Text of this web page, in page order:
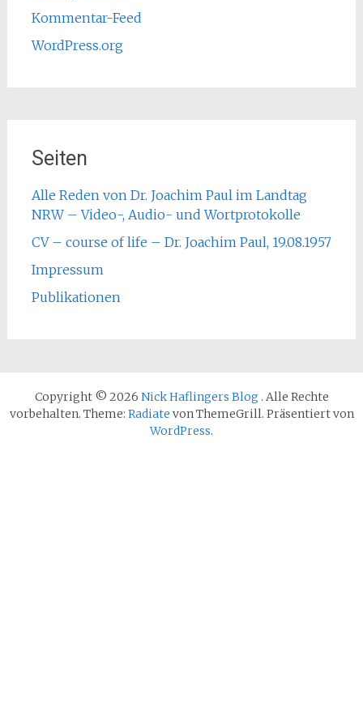
Kommentar-Feed
WordPress.org
Seiten
Alle Reden von Dr. Joachim Paul im Landtag
NRW – Video-, Audio- und Wortprotokolle
CV – course of life – Dr. Joachim Paul, 19.08.1957
Impressum
Publikationen
Copyright © 2026 Nick Haflingers Blog . Alle Rechte
vorbehalten. Theme: Radiate von ThemeGrill. Präsentiert von
WordPress.